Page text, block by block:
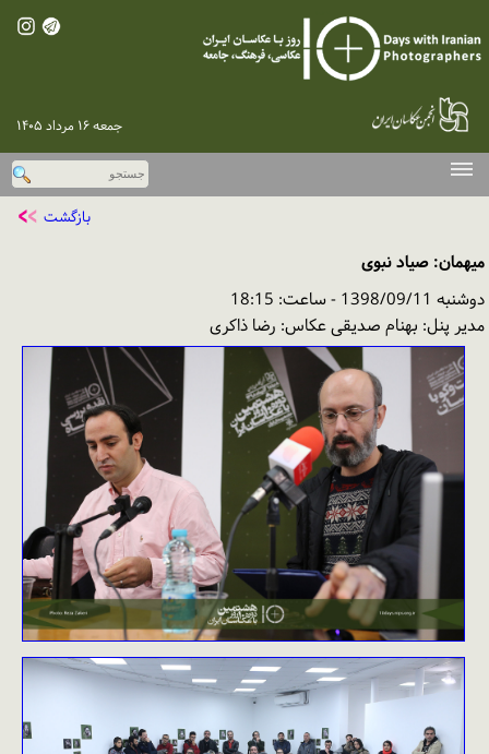
جمعه ۱۶ مرداد ۱۴۰۵
اخبار
گزارش تصویری
گفت‌وگو با عکاسان
نقد و بررسی
پخش اینترنتی
نظرسنجی
ورود
تماس با ما
بازگشت
میهمان: صیاد نبوی
دوشنبه 1398/09/11 - ساعت: 18:15
مدیر پنل: بهنام صدیقی عکاس: رضا ذاکری